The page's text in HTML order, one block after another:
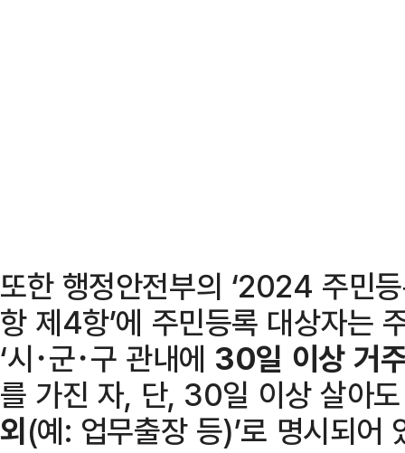
또한 행정안전부의 ‘2024 주민
항 제4항’에 주민등록 대상자는
‘시･군･구 관내에 30일 이상 거
를 가진 자, 단, 30일 이상 살아
외(예: 업무출장 등)’로 명시되어